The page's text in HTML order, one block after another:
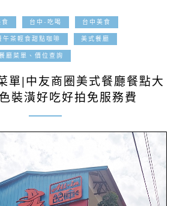
台中-吃喝 台中美食
午茶輕食甜點咖啡 美式餐廳
廳菜單、價位查詢
單|中友商圈美式餐廳餐點大
裝潢好吃好拍免服務費